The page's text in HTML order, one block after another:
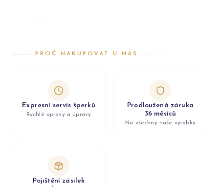
PROČ NAKUPOVAT U NÁS
Expresní servis šperků
Rychlé opravy a úpravy
Prodloužená záruka
36 měsíců
Na všechny naše výrobky
Pojištění zásilek